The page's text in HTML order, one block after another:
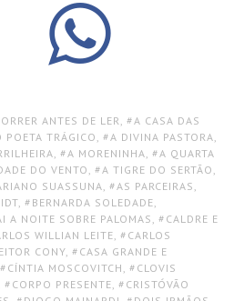
ANTES DE LER, A CASA DAS
POETA TRÁGICO , A DIVINA PASTORA,
, A MORENINHA, A QUARTA
DO VENTO , A TIGRE DO SERTÃO ,
SUASSUNA, AS PARCEIRAS ,
, BERNARDA SOLEDADE,
A NOITE SOBRE PALOMAS , CALDRE E
WIL­LI­AN LEI­TE, CARLOS
CONY, CASA GRANDE E
CÍNTIA MOSCOVITCH , CLOVIS
, CORPO PRESENTE, CRISTÓVÃO